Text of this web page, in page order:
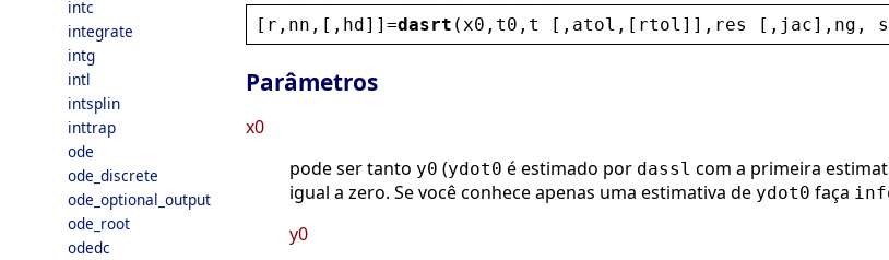
intc
integrate
intg
intl
intsplin
inttrap
ode
ode_discrete
ode_optional_output
ode_root
odedc
[ r , nn ,[, hd]]=dasrt ( x0 , t0 , t [, atol ,[ rtol ]], res [, jac], ng ,
Parâmetros
x0
pode ser tanto y0 (ydot0 é estimado por dassl com a primeira
igual a zero. Se você conhece apenas uma estimativa de ydot0 faça
y0